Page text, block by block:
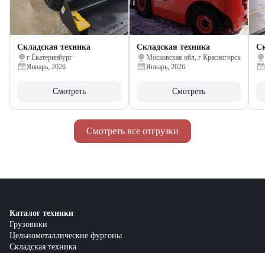
Смотреть все отгрузки
Складская техника
г Екатеринбург
Январь, 2026
Смотреть
Складская техника
Московская обл, г Красногорск
Январь, 2026
Смотреть
Каталог техники
Грузовики
Цельнометаллические фургоны
Складская техника